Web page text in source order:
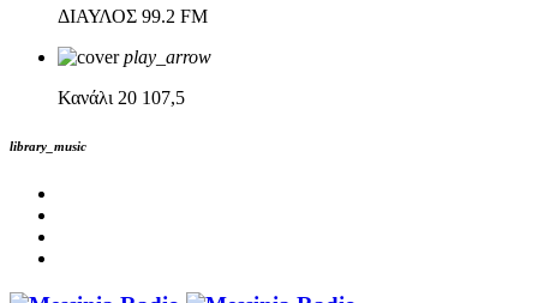
ΔΙΑΥΛΟΣ 99.2 FM
play_arrow
Κανάλι 20 107,5
library_music